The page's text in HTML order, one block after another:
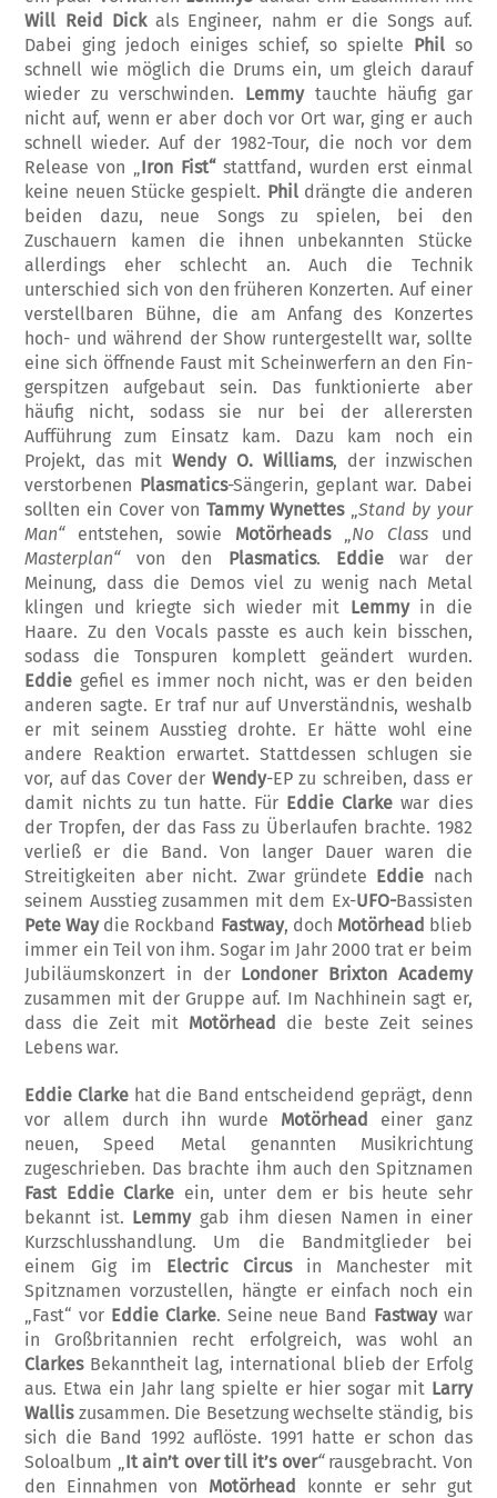
Will Reid Dickals Engineer, nahm er die Songs auf.
Dabei ging jedoch einiges schief, so spielte Philso
schnell wie möglich die Drums ein, um gleich darauf
wieder zu verschwinden. Lemmytauchte häufig gar
nicht auf, wenn er aber doch vor Ort war, ging er auch
schnell wieder. Auf der 1982-Tour, die noch vor dem
Release von „ Iron Fist“stattfand, wurden erst einmal
keine neuen Stücke gespielt. Phildrängte die anderen
beiden dazu, neue Songs zu spielen, bei den
Zuschauern kamen die ihnen unbekannten Stücke
allerdings eher schlecht an. Auch die Technik
unterschied sich von den früheren Kon­zerten. Auf einer
verstellbaren Bühne, die am Anfang des Konzertes
hoch- und während der Show runtergestellt war, sollte
eine sich öffnende Faust mit Scheinwerfern an den Fin­
gerspitzen aufgebaut sein. Das funktio­nierte aber
häufig nicht, sodass sie nur bei der aller­ersten
Aufführung zum Einsatz kam. Dazu kam noch ein
Projekt, das mitWendy O. Williams, der inzwischen
verstorbenen Plas­matics-Sän­gerin, geplant war. Dabei
sollten ein Cover von Tammy Wynettes„Stand by your
Man“­ entstehen, sowie Motörheads„ No Classund
Masterplan“von den Plasmatics. Eddiewar der
Meinung, dass die Demos viel zu wenig nach Metal
klingen und kriegte sich wieder mit Lemmyin die
Haare. Zu den Vocals passte es auch kein bisschen,
sodass die Ton­spuren kom­plett geändert wurden.
Eddie gefiel es immer noch nicht, was er den beiden
an­deren sagte. Er traf nur auf Unverständnis, weshalb
er mit sei­nem Ausstieg drohte. Er hätte wohl eine
andere Reaktion erwartet. Statt­dessen schlugen sie
vor, auf das Cover der Wen­dy-EP zu schreiben, dass er
damit nichts zu tun hatte. Für Eddie Clarke war dies
der Tropfen, der das Fass zu Überlaufen brachte. 1982
verließ er die Band. Von langer Dauer waren die
Streitigkeiten aber nicht. Zwar grün­dete Eddie nach
seinem Aus­stieg zusammen mit dem Ex-UFO-Bassisten
Pete Waydie Rockband Fastway, doch Mot­ör­head blieb
immer ein Teil von ihm. Sogar im Jahr 2000 trat er beim
Jubiläumskonzert in der Londoner Brixton Academy
zusammen mit der Gruppe auf. Im Nachhinein sagt er,
dass die Zeit mit Motörhead
die beste Zeit seines
Lebens war.
Eddie Clarke hat die Band entscheidend ge­prägt, denn
vor allem durch ihn wurde Mo­törhead
einer ganz
neuen, Speed Metal ge­nannten Musikrichtung
zugeschrieben. Das brachte ihm auch den Spitznamen
Fast Eddie Clarke ein, unter dem er bis heute sehr
bekannt ist. Lemmygab ihm diesen Namen in einer
Kurzschlusshandlung. Um die Bandmitglieder bei
einem Gig im Electric Circusin Man­chester mit
Spitznamen vorzustellen, hängte er einfach noch ein
„Fast“ vor Eddie Clarke. Seine neue Band Fastwaywar
in Groß­britan­nien recht erfolgreich, was wohl an
ClarkesBekanntheit lag, international blieb der Erfolg
aus. Etwa ein Jahr lang spielte er hier sogar mit Larry
Walliszusammen. Die Besetzung wech­selte ständig, bis
sich die Band 1992 auflöste. 1991 hatte er schon das
Solo­album „ It ain’t over till it’s over“raus­gebracht. Von
den Einnahmen von Motörhead
konnte er sehr gut